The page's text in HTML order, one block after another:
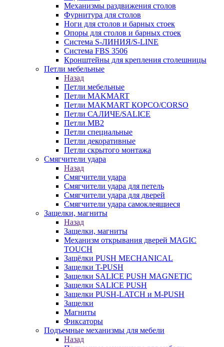
Механизмы раздвижения столов
Фурнитура для столов
Ноги для столов и барных стоек
Опоры для столов и барных стоек
Система S-ЛИНИЯ/S-LINE
Система FBS 3506
Кронштейны для крепления столешницы
Петли мебельные
Назад
Петли мебельные
Петли MAKMART
Петли MAKMART КОРСО/CORSO
Петли САЛИЧЕ/SALICE
Петли MB2
Петли специальные
Петли декоративные
Петли скрытого монтажа
Смягчители удара
Назад
Смягчители удара
Смягчители удара для петель
Смягчители удара для дверей
Cмягчители удара самоклеящиеся
Защелки, магниты
Назад
Защелки, магниты
Механизм открывания дверей MAGIC
TOUCH
Защёлки PUSH MECHANICAL
Защелки T-PUSH
Защелки SALICE PUSH MAGNETIC
Защелки SALICE PUSH
Защелки PUSH-LATCH и M-PUSH
Защелки
Магниты
Фиксаторы
Подъемные механизмы для мебели
Назад